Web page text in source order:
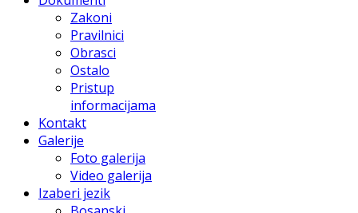
Zakoni
Pravilnici
Obrasci
Ostalo
Pristup
informacijama
Kontakt
Galerije
Foto galerija
Video galerija
Izaberi jezik